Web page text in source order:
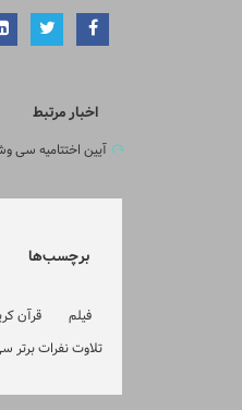
اخبار مرتبط
آیین اختتامیه سی
برچسب‌ها
فیلم قرآن
تلاوت نفرات برتر